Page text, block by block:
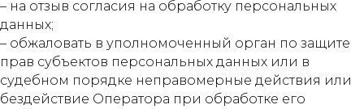
– на отзыв согласия на обработку персональных
данных;
– обжаловать в уполномоченный орган по защите
прав субъектов персональных данных или в
судебном порядке неправомерные действия или
бездействие Оператора при обработке его